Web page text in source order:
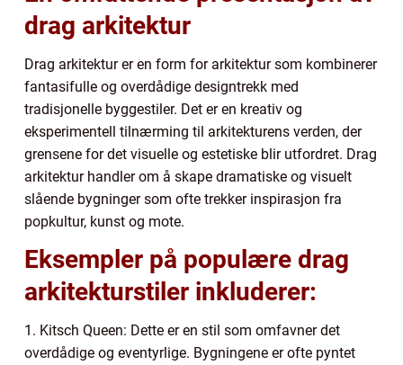
drag arkitektur
Drag arkitektur er en form for arkitektur som kombinerer
fantasifulle og overdådige designtrekk med
tradisjonelle byggestiler. Det er en kreativ og
eksperimentell tilnærming til arkitekturens verden, der
grensene for det visuelle og estetiske blir utfordret. Drag
arkitektur handler om å skape dramatiske og visuelt
slående bygninger som ofte trekker inspirasjon fra
popkultur, kunst og mote.
Eksempler på populære drag
arkitekturstiler inkluderer:
1. Kitsch Queen: Dette er en stil som omfavner det
overdådige og eventyrlige. Bygningene er ofte pyntet